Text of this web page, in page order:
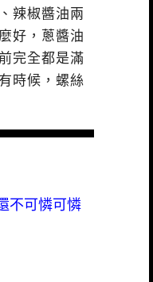
辣椒醬油兩
好，蔥醬油
完全都是滿
時候，螺絲
不可憐可憐